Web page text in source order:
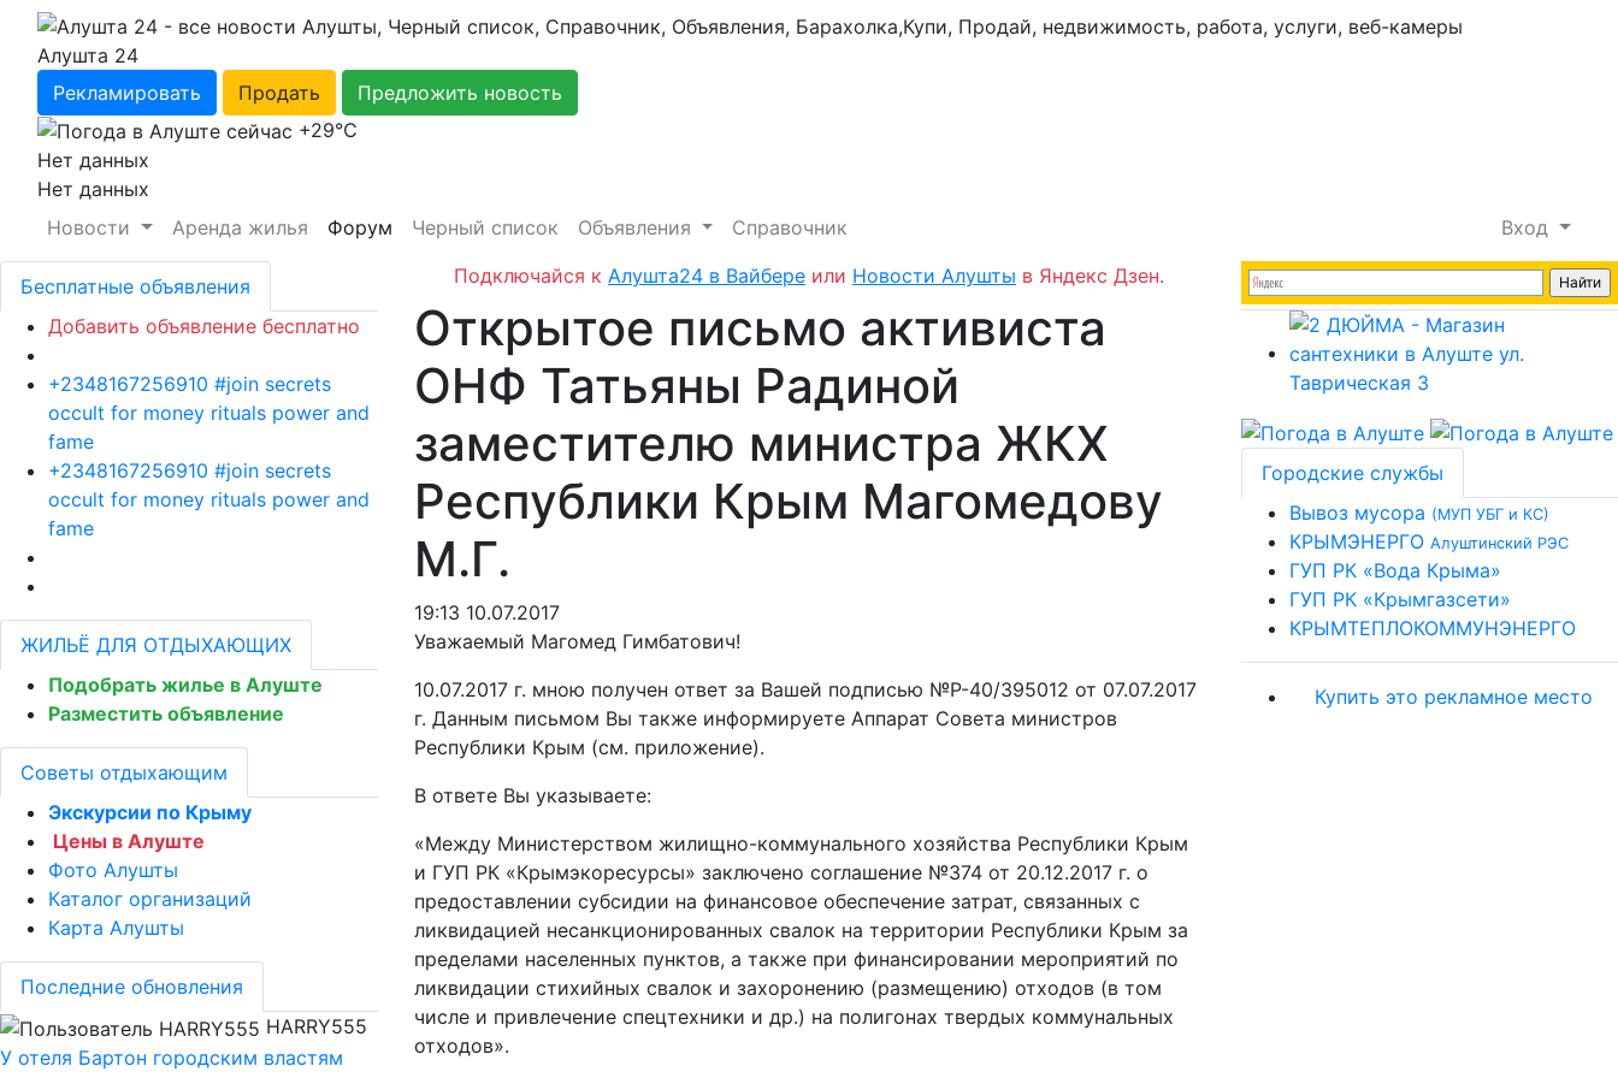
Алушта 24
Рекламировать
Продать
Предложить новость
+29℃
Нет данных
Нет данных
Новости
Аренда жилья Форум Черный список Объявления Справочник
Вход
Подключайся к Алушта24 в Вайбере или Новости Алушты в Яндекс Дзен.
Открытое письмо активиста
ОНФ Татьяны Радиной
заместителю министра ЖКХ
Республики Крым Магомедову
М.Г.
19:13 10.07.2017
Уважаемый Магомед Гимбатович!
10.07.2017 г. мною получен ответ за Вашей подписью №Р-40/395012 от 07.07.2017
г. Данным письмом Вы также информируете Аппарат Совета министров
Республики Крым (см. приложение).
В ответе Вы указываете:
«Между Министерством жилищно-коммунального хозяйства Республики Крым
и ГУП РК «Крымэкоресурсы» заключено соглашение №374 от 20.12.2017 г. о
предоставлении субсидии на финансовое обеспечение затрат, связанных с
ликвидацией несанкционированных свалок на территории Республики Крым за
пределами населенных пунктов, а также при финансировании мероприятий по
ликвидации стихийных свалок и захоронению (размещению) отходов (в том
числе и привлечение спецтехники и др.) на полигонах твердых коммунальных
отходов».
Бесплатные объявления
Добавить объявление бесплатно
+2348167256910 #join secrets
occult for money rituals power and
fame
+2348167256910 #join secrets
occult for money rituals power and
fame
ЖИЛЬЁ ДЛЯ ОТДЫХАЮЩИХ
Подобрать жилье в Алуште
Разместить объявление
Советы отдыхающим
Экскурсии по Крыму
Цены в Алуште
Фото Алушты
Каталог организаций
Карта Алушты
Последние обновления
HARRY555
У отеля Бартон городским властям
Городские службы
Вывоз мусора (МУП УБГ и КС)
КРЫМЭНЕРГО Алуштинский РЭС
ГУП РК «Вода Крыма»
ГУП РК «Крымгазсети»
КРЫМТЕПЛОКОММУНЭНЕРГО
Купить это рекламное место